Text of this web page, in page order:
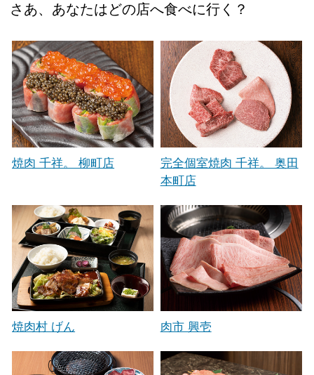
さあ、あなたはどの店へ食べに行く？
焼肉 千祥。 柳町店
完全個室焼肉 千祥。 奥田
本町店
焼肉村 げん 肉市 興壱